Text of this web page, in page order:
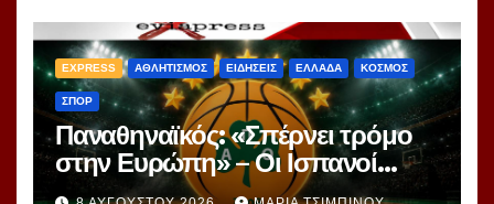
EXPRESS ΑΘΛΗΤΙΣΜΟΣ ΕΙΔΗΣΕΙΣ ΕΛΛΑΔΑ ΚΟΣΜΟΣ
ΣΠΟΡ
Παναθηναϊκός: «Σπέρνει τρόμο
στην Ευρώπη» – Οι Ισπανοί
βλέπουν μια πράσινη